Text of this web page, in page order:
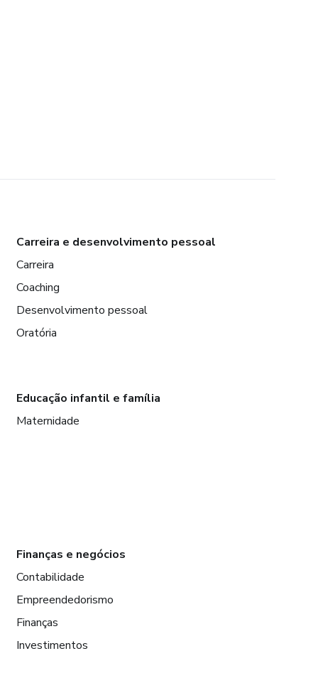
Carreira e desenvolvimento pessoal
Carreira
Coaching
Desenvolvimento pessoal
Oratória
Educação infantil e família
Maternidade
Finanças e negócios
Contabilidade
Empreendedorismo
Finanças
Investimentos